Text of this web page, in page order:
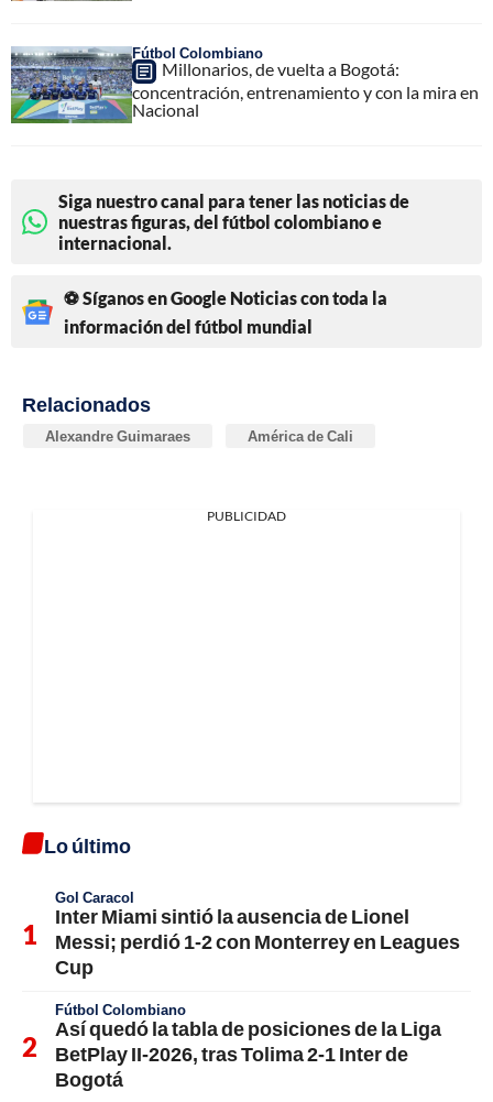
Fútbol Colombiano
Millonarios, de vuelta a Bogotá:
concentración, entrenamiento y con la mira en
Nacional
Siga nuestro canal para tener las noticias de
nuestras figuras, del fútbol colombiano e
internacional.
⚽ Síganos en Google Noticias con toda la
información del fútbol mundial
Relacionados
Alexandre Guimaraes América de Cali
PUBLICIDAD
Lo último
Gol Caracol
Inter Miami sintió la ausencia de Lionel
Messi; perdió 1-2 con Monterrey en Leagues
Cup
Fútbol Colombiano
Así quedó la tabla de posiciones de la Liga
BetPlay II-2026, tras Tolima 2-1 Inter de
Bogotá